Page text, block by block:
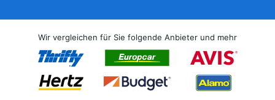
Wir vergleichen für Sie folgende Anbieter und mehr